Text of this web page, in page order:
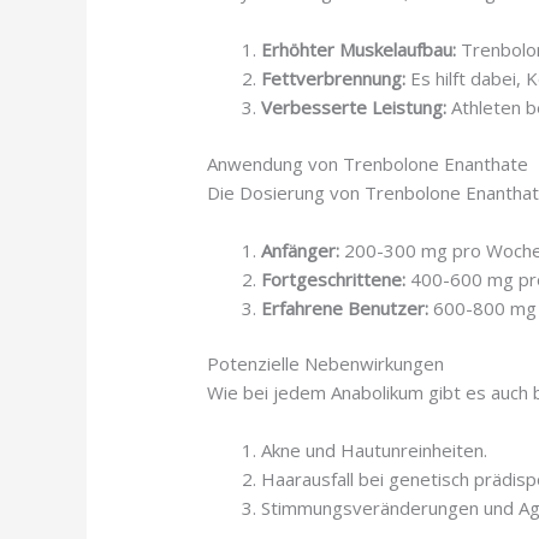
Erhöhter Muskelaufbau:
Fettverbrennung: Es hilft dabei,
Verbesserte Leistung: Athleten
Anwendung von Trenbolone Enanthate
Die Dosierung von Trenbolone
Anfänger: 200-300 mg pro
Fortgeschrittene: 400-600 mg
Erfahrene Benutzer: 600-800 mg
Potenzielle Nebenwirkungen
Wie bei jedem Anabolikum gibt es
Akne und Hautunreinheiten.
Haarausfall bei genetisch
Stimmungsveränderungen und